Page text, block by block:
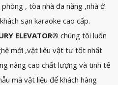
, tòa nhà đa năng ,nhà ở
sạn karaoke cao cấp.
ELEVATOR® chúng tôi luôn
mới ,vật liệu vật tư tốt nhất
nâng cao chất lượng và tinh tế
mã vật liệu để khách hàng